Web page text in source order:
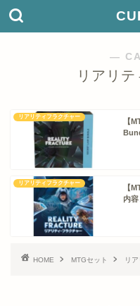
―
リアリ
リアリティフラクチャー
【
リアリティフラクチャー
【
内
HOME MTGセット リ